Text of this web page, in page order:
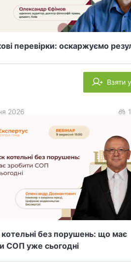
перевірки: оскаржуємо
Взяти
котельні без порушень: що має
СОП уже сьогодні
2026